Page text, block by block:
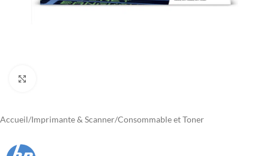
Accueil/Imprimante & Scanner/Consommable et Toner